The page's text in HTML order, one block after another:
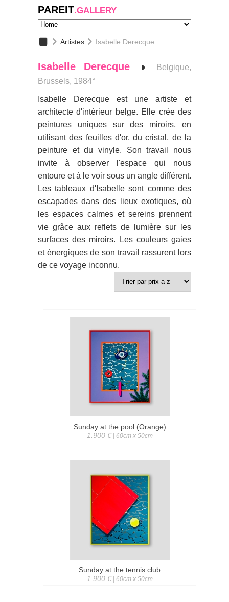
PAREIT.GALLERY
Artistes Isabelle Derecque
Isabelle Derecque
Belgique,
Brussels, 1984°
Isabelle Derecque est une artiste et
architecte d'intérieur belge. Elle crée des
peintures uniques sur des miroirs, en
utilisant des feuilles d'or, du cristal, de la
peinture et du vinyle. Son travail nous
invite à observer l'espace qui nous
entoure et à le voir sous un angle différent.
Les tableaux d'Isabelle sont comme des
escapades dans des lieux exotiques, où
les espaces calmes et sereins prennent
vie grâce aux reflets de lumière sur les
surfaces des miroirs. Les couleurs gaies
et énergiques de son travail rassurent lors
de ce voyage inconnu.
Sunday at the pool (Orange)
1.900 €| 60cm x 50cm
Sunday at the tennis club
1.900 €| 60cm x 50cm